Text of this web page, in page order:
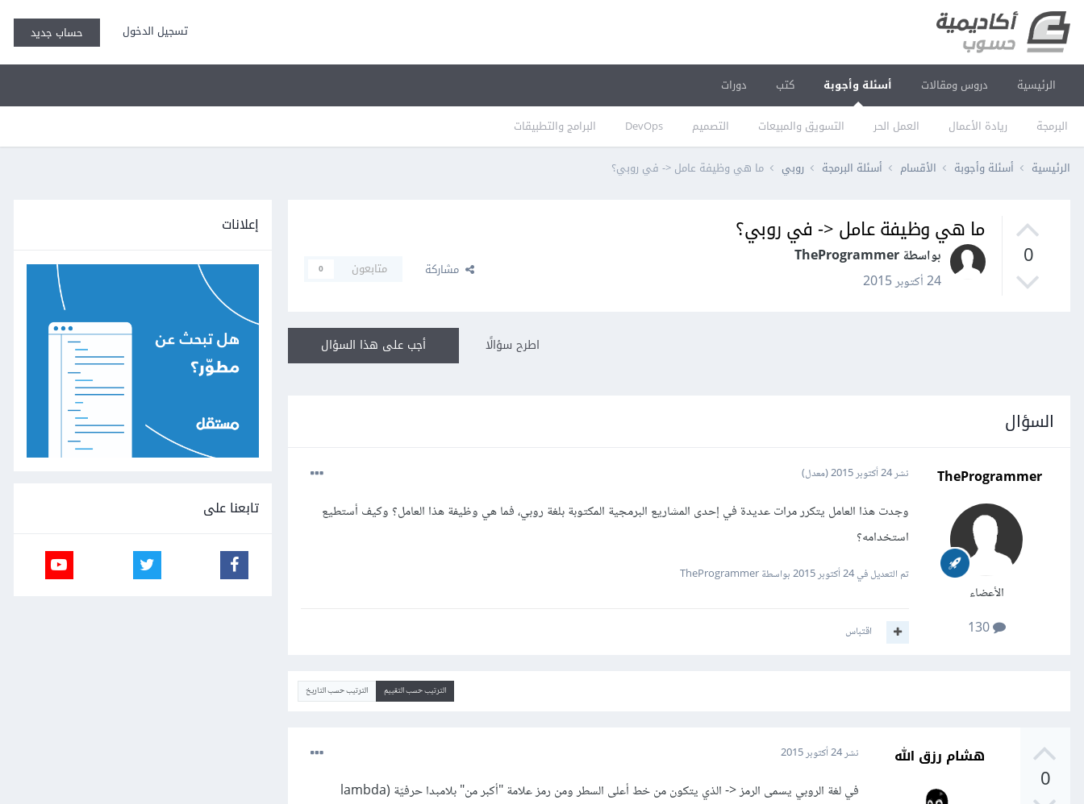
تسجيل الدخول حساب جديد
الرئيسية دروس ومقالات أسئلة وأجوبة
البرمجة ريادة الأعمال العمل الحر التسويق والمبيعات التصميم DevOps البرامج والتطبيقات
كتب دورات
الرئيسية أسئلة وأجوبة الأقسام أسئلة البرمجة روبي ما هي وظيفة عامل <- في روبي؟
0
ما هي وظيفة عامل <- في روبي؟
بواسطة TheProgrammer
24 أكتوبر 2015
مشاركة متابعون 0
أجب على هذا السؤال اطرح سؤالًا
السؤال
TheProgrammer
الأعضاء
130
نشر24 أكتوبر 2015 (معدل)
وجدت هذا العامل يتكرر مرات عديدة في إحدى المشاريع البرمجية المكتوبة بلغة روبي، فما هي وظيفة هذا العامل؟ وكيف أستطيع
استخدامه؟
تم التعديل في24 أكتوبر 2015 بواسطة TheProgrammer
اقتباس
الترتيب حسب التقييم الترتيب حسب التاريخ
0
هشام رزق الله نشر24 أكتوبر 2015
في لغة الروبي يسمى الرمز <- الذي يتكون من خط أعلى السطر ومن رمز علامة "أكبر من" بلامبدا حرفيّة (lambda
إعلانات
تابعنا على